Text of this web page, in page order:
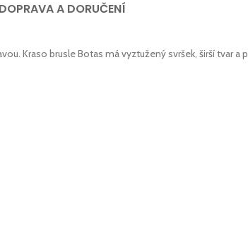
DOPRAVA A DORUČENÍ
Kraso brusle Botas má vyztužený svršek, širší tvar a